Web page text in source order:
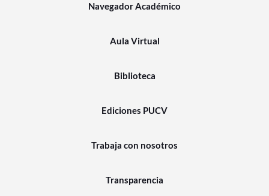
Navegador Académico
Aula Virtual
Biblioteca
Ediciones PUCV
Trabaja con nosotros
Transparencia